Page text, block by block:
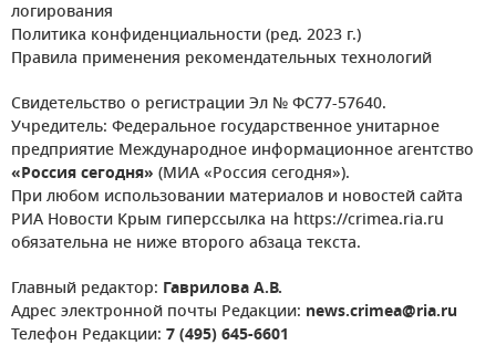
логирования
Политика конфиденциальности (ред. 2023 г.)
Правила применения рекомендательных технологий
Свидетельство о регистрации Эл № ФС77-57640.
Учредитель: Федеральное государственное унитарное
предприятие Международное информационное агентство
«Россия сегодня» (МИА «Россия сегодня»).
При любом использовании материалов и новостей сайта
РИА Новости Крым гиперссылка на https://crimea.ria.ru
обязательна не ниже второго абзаца текста.
Главный редактор: Гаврилова А.В.
Адрес электронной почты Редакции: news.crimea@ria.ru
Телефон Редакции: 7 (495) 645-6601